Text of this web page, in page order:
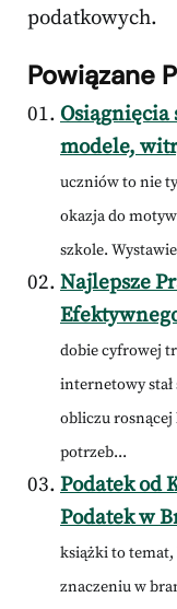
podatkowych.
Powiązane
Osiągnięcia
modele,
uczniów to nie
okazja do
szkole.
Najlepsze
dobie cyfrowej
internetowy
obliczu
potrzeb...
Podatek od
Podatek w
książki to
znaczeniu w